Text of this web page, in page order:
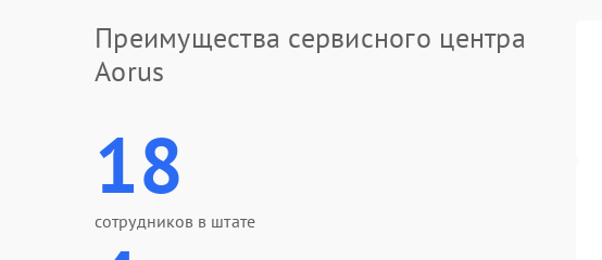
Преимущества сервисного центра
Aorus
18
сотрудников в штате